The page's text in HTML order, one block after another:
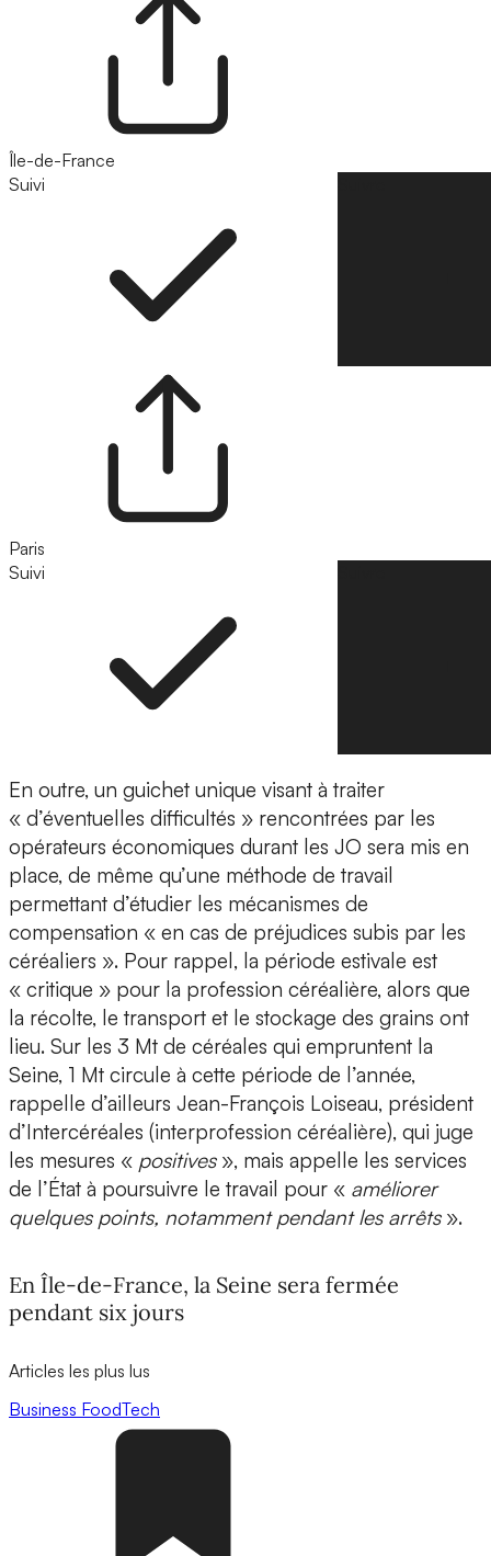
Île-de-France
Suivi
Paris
Suivi
En outre, un guichet unique visant à traiter
« d’éventuelles difficultés » rencontrées par les
opérateurs économiques durant les JO sera mis en
place, de même qu’une méthode de travail
permettant d’étudier les mécanismes de
compensation « en cas de préjudices subis par les
céréaliers ». Pour rappel, la période estivale est
« critique » pour la profession céréalière, alors que
la récolte, le transport et le stockage des grains ont
lieu. Sur les 3 Mt de céréales qui empruntent la
Seine, 1 Mt circule à cette période de l’année,
rappelle d’ailleurs Jean-François Loiseau, président
d’Intercéréales (interprofession céréalière), qui juge
les mesures « positives», mais appelle les services
de l’État à poursuivre le travail pour « améliorer
quelques points, notamment pendant les arrêts».
En Île-de-France, la Seine sera fermée
pendant six jours
Articles les plus lus
Business FoodTech